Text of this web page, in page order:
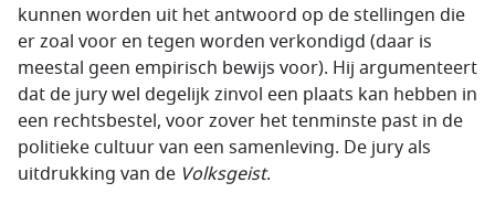
kunnen worden uit het antwoord op de stellingen die
er zoal voor en tegen worden verkondigd (daar is
meestal geen empirisch bewijs voor). Hij argumenteert
dat de jury wel degelijk zinvol een plaats kan hebben in
een rechtsbestel, voor zover het tenminste past in de
politieke cultuur van een samenleving. De jury als
uitdrukking van de Volksgeist.